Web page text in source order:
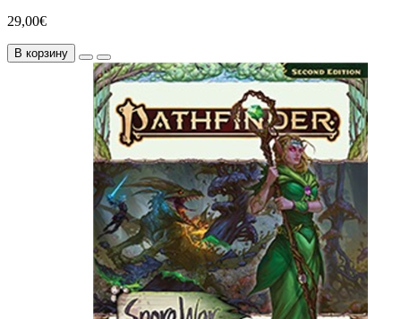
29,00€
В корзину